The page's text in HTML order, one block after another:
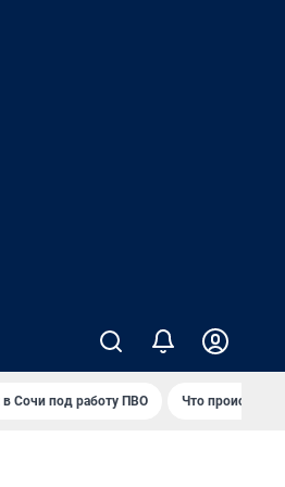
в Сочи под работу ПВО Что происходит